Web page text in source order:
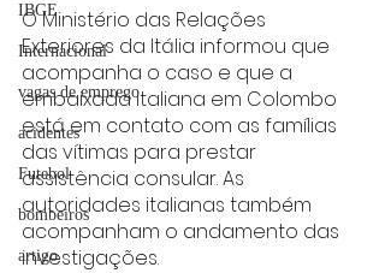
IBGE
Internacional
vagas de emprego
acidentes
Futebol
bombeiros
artigo
O Ministério das Relações
Exteriores da Itália informou que
acompanha o caso e que a
embaixada italiana em Colombo
está em contato com as famílias
das vítimas para prestar
assistência consular. As
autoridades italianas também
acompanham o andamento das
investigações.